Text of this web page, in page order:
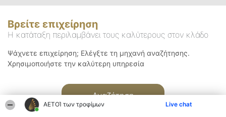
ΑΕΤΟΊ των τροφίμων Live chat
Βρείτε επιχείρηση
Η κατάταξη περιλαμβάνει τους καλύτερους στον κλάδο
Ψάχνετε επιχείρηση; Ελέγξτε τη μηχανή αναζήτησης.
Χρησιμοποιήστε την καλύτερη υπηρεσία
Αναζήτηση